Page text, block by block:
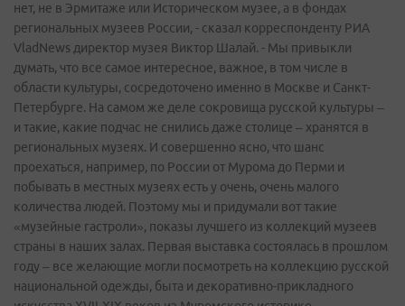
нет, не в Эрмитаже или Историческом музее, а в фондах
региональных музеев России, - сказал корреспонденту РИА
VladNews директор музея Виктор Шалай. - Мы привыкли
думать, что все самое интересное, важное, в том числе в
области культуры, сосредоточено именно в Москве и Санкт-
Петербурге. На самом же деле сокровища русской культуры –
и такие, какие подчас не снились даже столице – хранятся в
региональных музеях. И совершенно ясно, что шанс
проехаться, например, по России от Мурома до Перми и
побывать в местных музеях есть у очень, очень малого
количества людей. Поэтому мы и придумали вот такие
«музейные гастроли», показы лучшего из коллекций музеев
страны в наших залах. Первая выставка состоялась в прошлом
году – все желающие могли посмотреть на коллекцию русской
национальной одежды, быта и декоративно-прикладного